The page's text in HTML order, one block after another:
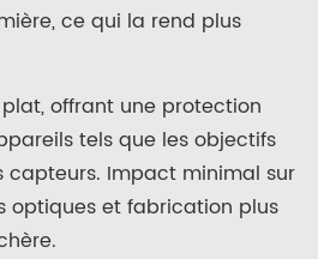
ce qui la rend plus
offrant une protection
tels que les objectifs
capteurs. Impact minimal sur
optiques et fabrication plus